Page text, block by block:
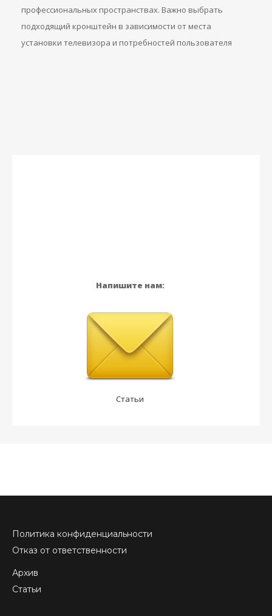
профессиональных пространствах. Важно выбрать
подходящий кронштейн в зависимости от места
установки телевизора и потребностей пользователя
Напишите нам:
Статьи
Политика конфиденциальности
Отказ от ответственности
Архив
Статьи